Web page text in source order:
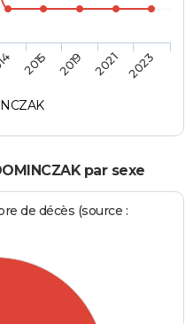
2015 2019 2021 2023
par sexe
de décès (source :